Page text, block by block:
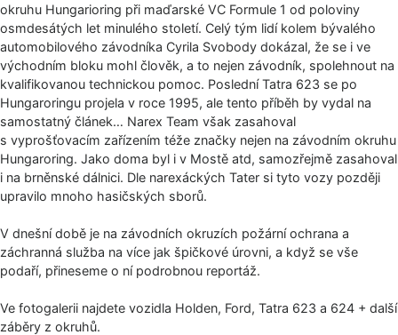
okruhu Hungarioring při maďarské VC Formule 1 od poloviny
osmdesátých let minulého století. Celý tým lidí kolem bývalého
automobilového závodníka Cyrila Svobody dokázal, že se i ve
východním bloku mohl člověk, a to nejen závodník, spolehnout na
kvalifikovanou technickou pomoc. Poslední Tatra 623 se po
Hungaroringu projela v roce 1995, ale tento příběh by vydal na
samostatný článek… Narex Team však zasahoval
s vyprošťovacím zařízením téže značky nejen na závodním okruhu
Hungaroring. Jako doma byl i v Mostě atd, samozřejmě zasahoval
i na brněnské dálnici. Dle narexáckých Tater si tyto vozy později
upravilo mnoho hasičských sborů.
V dnešní době je na závodních okruzích požární ochrana a
záchranná služba na více jak špičkové úrovni, a když se vše
podaří, přineseme o ní podrobnou reportáž.
Ve fotogalerii najdete vozidla Holden, Ford, Tatra 623 a 624 + další
záběry z okruhů.